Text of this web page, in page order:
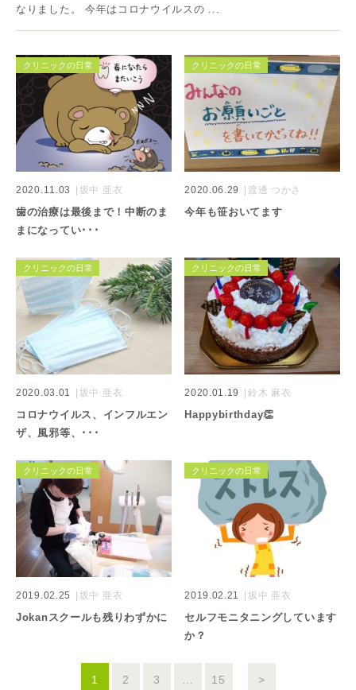
なりました。 今年はコロナウイルスの ...
クリニックの日常
2020.11.03 坂中 亜衣
歯の治療は最後まで！中断のま
まになってい･･･
クリニックの日常
2020.06.29 渡邊 つかさ
今年も笹おいてます
クリニックの日常
2020.03.01 坂中 亜衣
コロナウイルス、インフルエン
ザ、風邪等、･･･
クリニックの日常
2020.01.19 鈴木 麻衣
Happybirthday👏
クリニックの日常
2019.02.25 坂中 亜衣
Jokanスクールも残りわずかに
クリニックの日常
2019.02.21 坂中 亜衣
セルフモニタニングしています
か？
1 2 3 15 >